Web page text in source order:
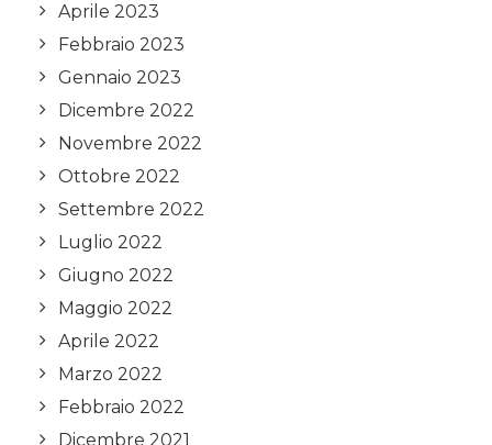
Aprile 2023
Febbraio 2023
Gennaio 2023
Dicembre 2022
Novembre 2022
Ottobre 2022
Settembre 2022
Luglio 2022
Giugno 2022
Maggio 2022
Aprile 2022
Marzo 2022
Febbraio 2022
Dicembre 2021